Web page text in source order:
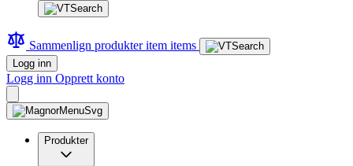
Sammenlign produkteritem items
Logg inn
Logg inn Opprett konto
Produkter